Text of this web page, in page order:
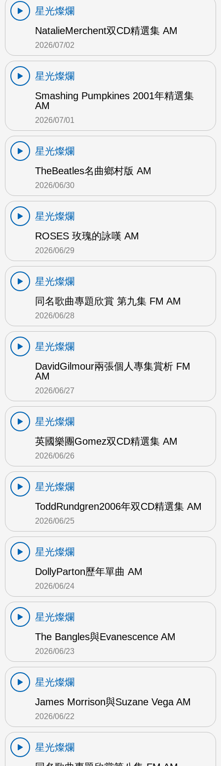
星光燦爛
NatalieMerchent双CD精選集 AM
2026/07/02
星光燦爛
Smashing Pumpkines 2001年精選集
AM
2026/07/01
星光燦爛
TheBeatles名曲鄉村版 AM
2026/06/30
星光燦爛
ROSES 玫瑰的詠嘆 AM
2026/06/29
星光燦爛
同名歌曲專題欣賞 第九集 FM AM
2026/06/28
星光燦爛
DavidGilmour兩張個人專集賞析 FM
AM
2026/06/27
星光燦爛
英國樂團Gomez双CD精選集 AM
2026/06/26
星光燦爛
ToddRundgren2006年双CD精選集 AM
2026/06/25
星光燦爛
DollyParton歷年單曲 AM
2026/06/24
星光燦爛
The Bangles與Evanescence AM
2026/06/23
星光燦爛
James Morrison與Suzane Vega AM
2026/06/22
星光燦爛